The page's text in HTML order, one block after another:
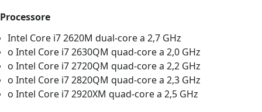
Processore
Intel Core i7 2620M dual-core a 2,7 GHz
o Intel Core i7 2630QM quad-core a 2,0 GHz
o Intel Core i7 2720QM quad-core a 2,2 GHz
o Intel Core i7 2820QM quad-core a 2,3 GHz
o Intel Core i7 2920XM quad-core a 2,5 GHz